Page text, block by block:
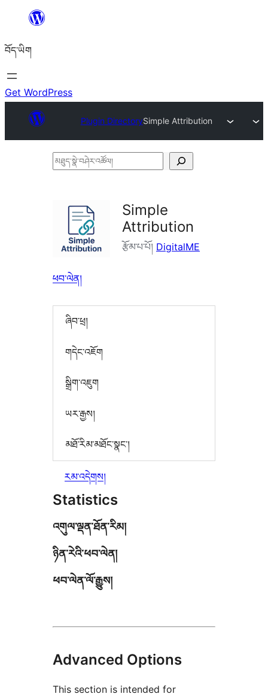
content
བོད་ཡིག
Get WordPress
Plugin DirectorySimple Attribution
མཐུད་
འཚོལ།
Simple
Attribution
རྩོམ་པ་པོ། DigitalME
ཕབ་ལེན།
ཞིབ་ཕྲ།
གདེང་འཇོག
སྒྲིག་འཇུག
ཡར་རྒྱས།
མཐོ་རིམ་མཐོང་སྣང་།
རམ་འདེགས།
Statistics
འགུལ་ལྡན་ཐོན་རིམ།
ཉིན་རེའི་ཕབ་ལེན།
ཕབ་ལེན་ལོ་རྒྱུས།
Advanced Options
This section is intended for